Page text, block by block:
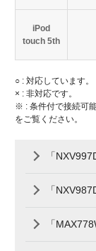
iPod
touch 5th
○ : 対応しています。
× : 非対応です。
※ : 条件付で接続可
をご覧ください。
「
「
「